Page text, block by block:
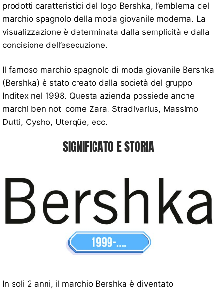
prodotti caratteristici del logo Bershka, l’emblema del
marchio spagnolo della moda giovanile moderna. La
visualizzazione è determinata dalla semplicità e dalla
concisione dell’esecuzione.
Il famoso marchio spagnolo di moda giovanile Bershka
(Bershka) è stato creato dalla società del gruppo
Inditex nel 1998. Questa azienda possiede anche
marchi ben noti come Zara, Stradivarius, Massimo
Dutti, Oysho, Uterqüe, ecc.
SIGNIFICATO E STORIA
In soli 2 anni, il marchio Bershka è diventato